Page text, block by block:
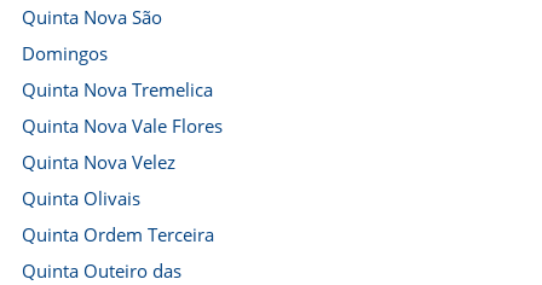
Quinta Nova São
Domingos
Quinta Nova Tremelica
Quinta Nova Vale Flores
Quinta Nova Velez
Quinta Olivais
Quinta Ordem Terceira
Quinta Outeiro das